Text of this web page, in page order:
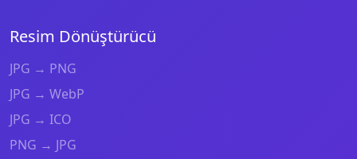
Resim Dönüştürücü
JPG → PNG
JPG → WebP
JPG → ICO
PNG → JPG